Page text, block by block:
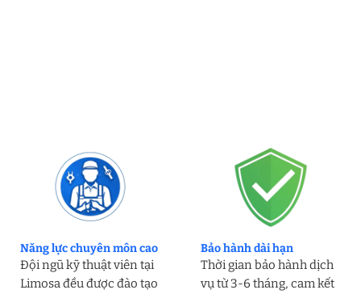
Năng lực chuyên môn cao
Đội ngũ kỹ thuật viên tại
Limosa đều được đào tạo
Bảo hành dài hạn
Thời gian bảo hành dịch
vụ từ 3-6 tháng, cam kết